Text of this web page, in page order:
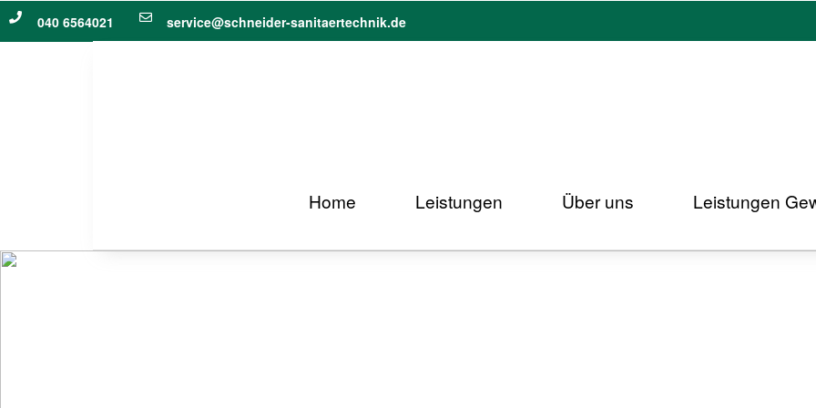
we offer more different manufacturers of Vivekanandha Educational Institutions - Welcome
040 6564021 service@schneider-sanitaertechnik.de
Home Leistungen Über uns Leistungen